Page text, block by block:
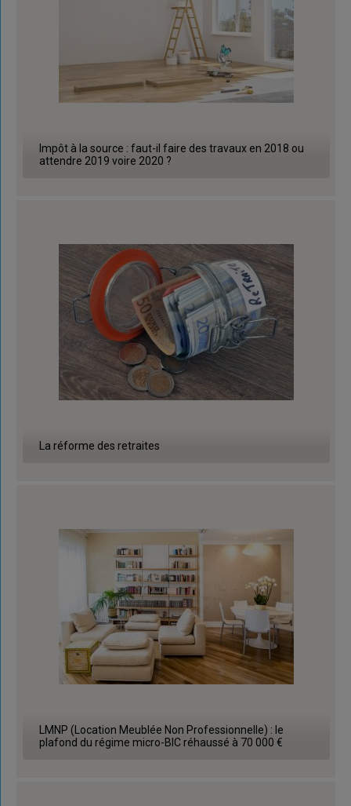
Impôt à la source : faut-il faire des travaux en 2018 ou
attendre 2019 voire 2020 ?
La réforme des retraites
LMNP (Location Meublée Non Professionnelle) : le
plafond du régime micro-BIC réhaussé à 70 000 €